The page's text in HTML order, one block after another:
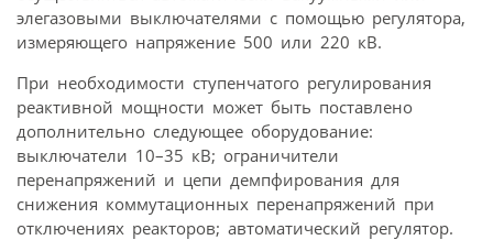
элегазовыми выключателями с помощью регулятора,
измеряющего напряжение 500 или 220 кВ.
При необходимости ступенчатого регулирования
реактивной мощности может быть поставлено
дополнительно следующее оборудование:
выключатели 10–35 кВ; ограничители
перенапряжений и цепи демпфирования для
снижения коммутационных перенапряжений при
отключениях реакторов; автоматический регулятор.